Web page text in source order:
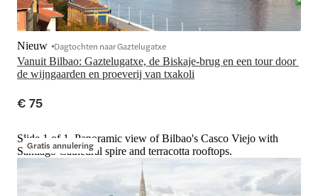
Vanuit Bilbao: Gaztelugatxe, de Biskaje-brug en een tour door
de wijngaarden en proeverij van txakoli
Nieuw Dagtochten naar Gaztelugatxe
€ 75
Gratis annulering
Slide 1 of 1, Panoramic view of Bilbao's Casco Viejo with
Santiago Cathedral spire and terracotta rooftops.